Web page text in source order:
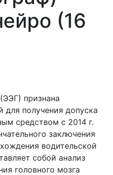
(16
(ЭЭГ) признана
для получения допуска
средством с 2014 г.
заключения
водительской
собой анализ
головного мозга